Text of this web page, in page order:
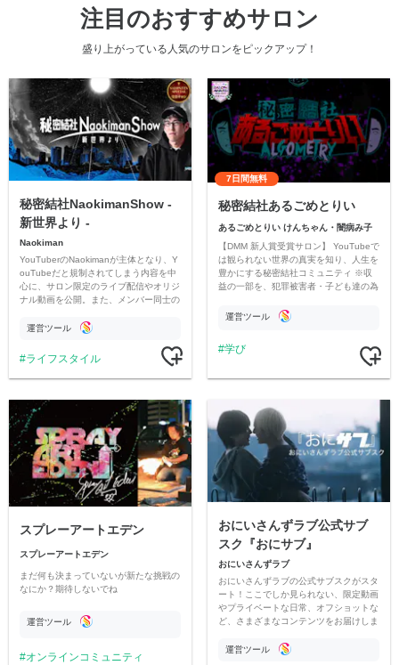
注目のおすすめサロン
盛り上がっている人気のサロンをピックアップ！
秘密結社NaokimanShow -
新世界より -
Naokiman
YouTuberのNaokimanが主体となり、Y
ouTubeだと規制されてしまう内容を中
心に、サロン限定のライブ配信やオリジ
ナル動画を公開。また、メンバー同士の
ただいています。
運営ツール
ライフスタイル
7日間無料
秘密結社あるごめとりい
あるごめとりい けんちゃん・闇病み子
【DMM 新人賞受賞サロン】 YouTubeで
は観られない世界の真実を知り、人生を
豊かにする秘密結社コミュニティ ※収
益の一部を、犯罪被害者・子ども達の為
す運営ツール
学び
スプレーアートエデン
スプレーアートエデン
まだ何も決まっていないが新たな挑戦の
なにか？期待しないでね
運営ツール
オンラインコミュニティ
おにいさんずラブ公式サブ
スク『おにサブ』
おにいさんずラブ
おにいさんずラブの公式サブスクがスタ
ート！ここでしか見られない、限定動画
やプライベートな日常、オフショットな
ど、さまざまなコンテンツをお届けしま
運営ツール